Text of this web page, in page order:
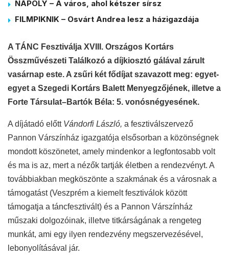
NÁPOLY – A város, ahol kétszer sírsz
FILMPIKNIK – Osvárt Andrea lesz a házigazdája
A TÁNC Fesztiválja XVIII. Országos Kortárs
Összművészeti Találkozó a díjkiosztó gálával zárult
vasárnap este. A zsűri két fődíjat szavazott meg: egyet-
egyet a Szegedi Kortárs Balett Menyegzőjének, illetve a
Forte Társulat–Bartók Béla: 5. vonósnégyesének.
A díjátadó előtt Vándorfi László, a fesztiválszervező
Pannon Várszínház igazgatója elsősorban a közönségnek
mondott köszönetet, amely mindenkor a legfontosabb volt
és ma is az, mert a nézők tartják életben a rendezvényt. A
továbbiakban megköszönte a szakmának és a városnak a
támogatást (Veszprém a kiemelt fesztiválok között
támogatja a táncfesztivált) és a Pannon Várszínház
műszaki dolgozóinak, illetve titkárságának a rengeteg
munkát, ami egy ilyen rendezvény megszervezésével,
lebonyolításával jár.